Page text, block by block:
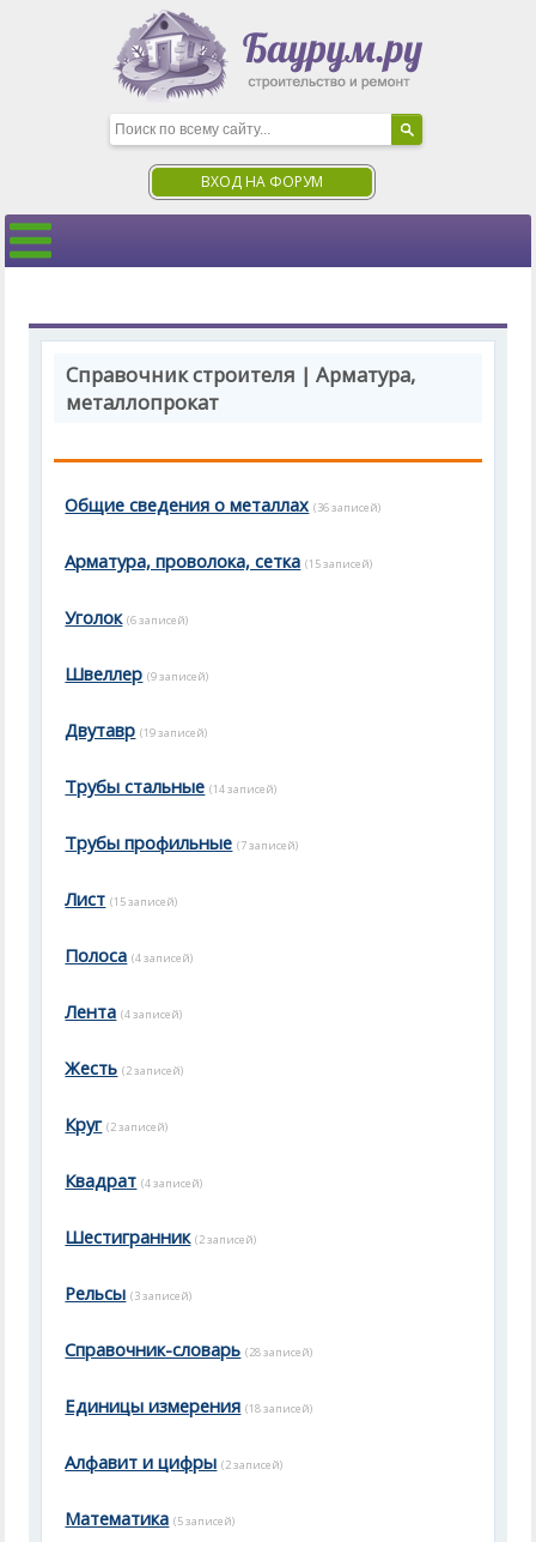
ВХОД НА ФОРУМ
Справочник строителя | Арматура,
металлопрокат
Общие сведения о металлах (36 записей)
Арматура, проволока, сетка (15 записей)
Уголок (6 записей)
Швеллер (9 записей)
Двутавр (19 записей)
Трубы стальные (14 записей)
Трубы профильные (7 записей)
Лист (15 записей)
Полоса (4 записей)
Лента (4 записей)
Жесть (2 записей)
Круг (2 записей)
Квадрат (4 записей)
Шестигранник (2 записей)
Рельсы (3 записей)
Справочник-словарь (28 записей)
Единицы измерения (18 записей)
Алфавит и цифры (2 записей)
Математика (5 записей)